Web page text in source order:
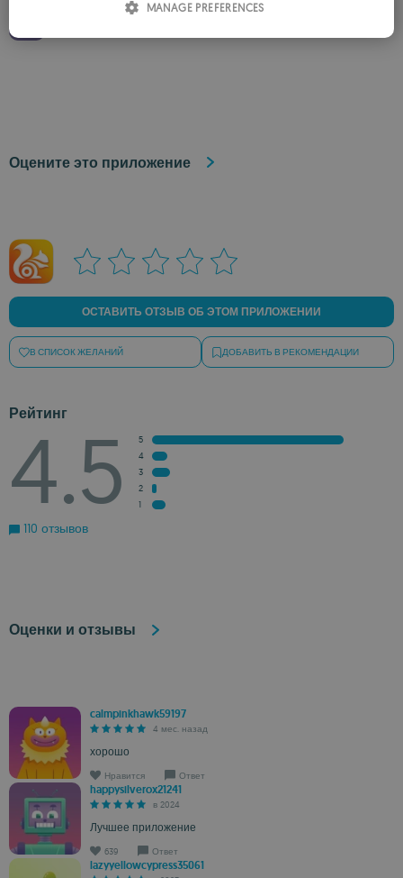
Оцените это приложение
ОСТАВИТЬ ОТЗЫВ ОБ ЭТОМ ПРИЛОЖЕНИИ
В СПИСОК ЖЕЛАНИЙ ДОБАВИТЬ В РЕКОМЕНДАЦИИ
Рейтинг
4.5
5
4
3
2
1
110 отзывов
Оценки и отзывы
calmpinkhawk59197
4 мес. назад
хорошо
Нравится Ответ
happysilverox21241
в 2024
Лучшее приложение
639 Ответ
lazyyellowcypress35061
MANAGE PREFERENCES